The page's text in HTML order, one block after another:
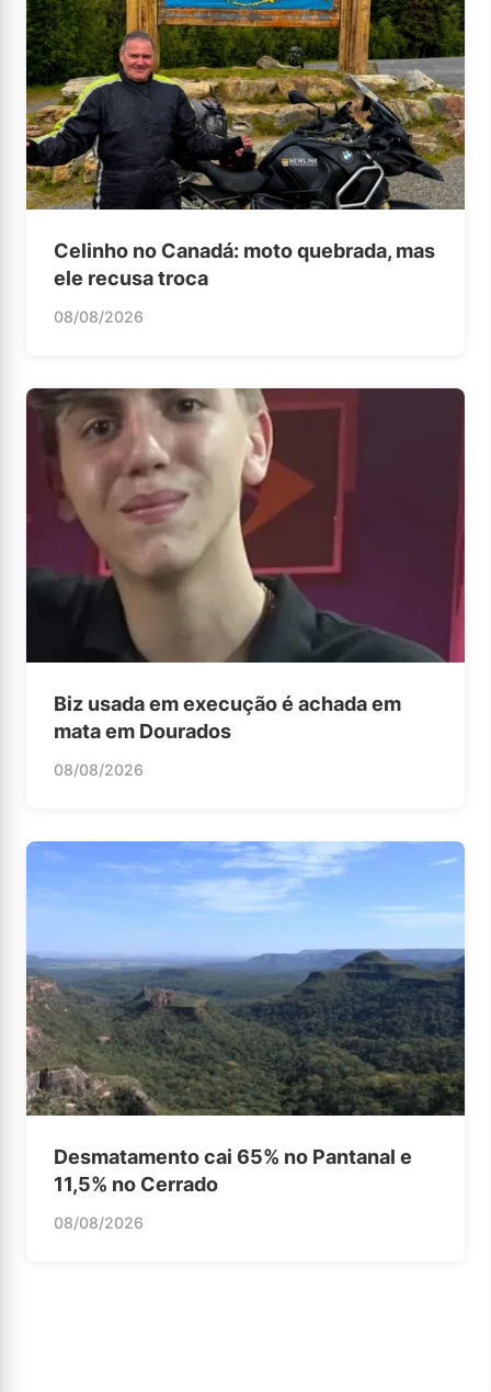
Celinho no Canadá: moto quebrada, mas
ele recusa troca
08/08/2026
Biz usada em execução é achada em
mata em Dourados
08/08/2026
Desmatamento cai 65% no Pantanal e
11,5% no Cerrado
08/08/2026